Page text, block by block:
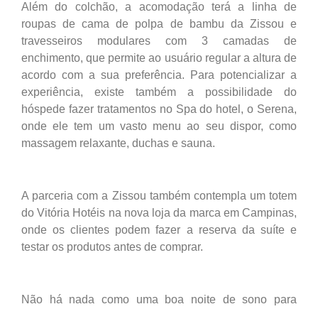
Além do colchão, a acomodação terá a linha de
roupas de cama de polpa de bambu da Zissou e
travesseiros modulares com 3 camadas de
enchimento, que permite ao usuário regular a altura de
acordo com a sua preferência. Para potencializar a
experiência, existe também a possibilidade do
hóspede fazer tratamentos no Spa do hotel, o Serena,
onde ele tem um vasto menu ao seu dispor, como
massagem relaxante, duchas e sauna.
A parceria com a Zissou também contempla um totem
do Vitória Hotéis na nova loja da marca em Campinas,
onde os clientes podem fazer a reserva da suíte e
testar os produtos antes de comprar.
Não há nada como uma boa noite de sono para